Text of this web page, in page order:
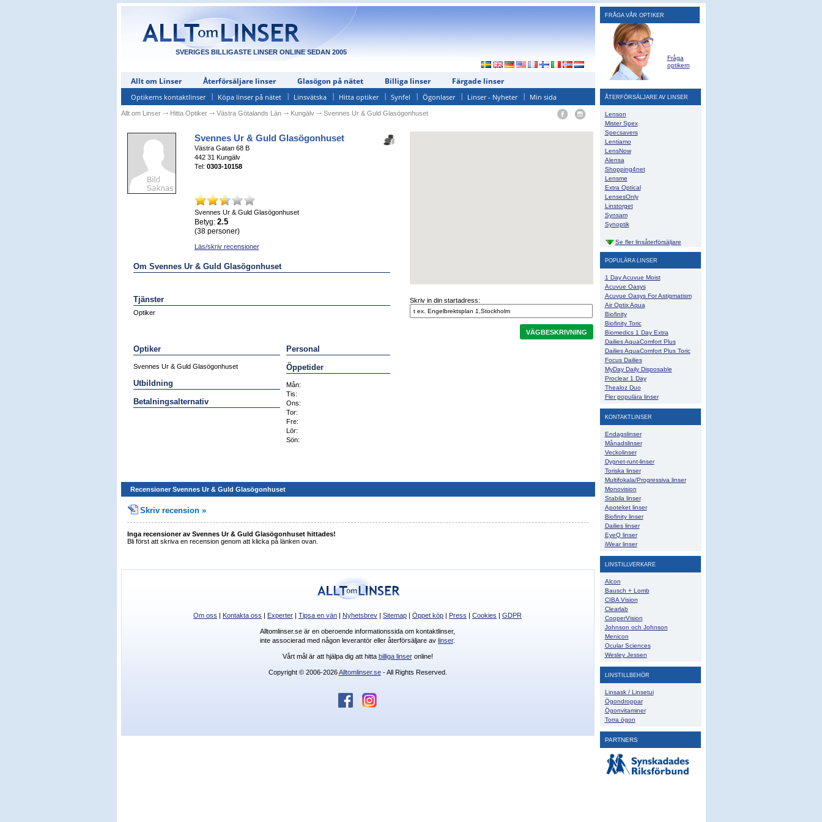
SVERIGES BILLIGASTE LINSER ONLINE SEDAN 2005
Allt om Linser Återförsäljare linser Glasögon på nätet Billiga linser Färgade linser
Optikerns kontaktlinser Köpa linser på nätet Linsvätska Hitta optiker Synfel Ögonlaser Linser - Nyheter Min sida
Allt om Linser⤏ Hitta Optiker⤏ Västra Götalands Län⤏ Kungälv⤏ Svennes Ur & Guld Glasögonhuset
Svennes Ur & Guld Glasögonhuset
Västra Gatan 68 B
442 31 Kungälv
Tel: 0303-10158
Svennes Ur & Guld Glasögonhuset
Betyg: 2.5
(38personer)
Läs/skriv recensioner
Om Svennes Ur & Guld Glasögonhuset
Tjänster
Optiker
Optiker
Svennes Ur & Guld Glasögonhuset
Utbildning
Betalningsalternativ
Personal
Öppetider
Mån:
Tis:
Ons:
Tor:
Fre:
Lör:
Sön:
Skriv in din startadress:
VÄGBESKRIVNING
Recensioner Svennes Ur & Guld Glasögonhuset
Skriv recension »
Inga recensioner av Svennes Ur & Guld Glasögonhuset hittades!
Bli först att skriva en recension genom att klicka på länken ovan.
FRÅGA VÅR OPTIKER
Fråga
optikern
ÅTERFÖRSÄLJARE AV LINSER
Lenson
Mister Spex
Specsavers
Lentiamo
LensNow
Alensa
Shopping4net
Lensme
Extra Optical
LensesOnly
Linstorget
Synsam
Synoptik
Se fler linsåterförsäljare
POPULÄRA LINSER
1 Day Acuvue Moist
Acuvue Oasys
Acuvue Oasys For Astigmatism
Air Optix Aqua
Biofinity
Biofinity Toric
Biomedics 1 Day Extra
Dailies AquaComfort Plus
Dailies AquaComfort Plus Toric
Focus Dailies
MyDay Daily Disposable
Proclear 1 Day
Thealoz Duo
Fler populära linser
KONTAKTLINSER
Endagslinser
Månadslinser
Veckolinser
Dygnet-runt-linser
Toriska linser
Multifokala/Progressiva linser
Monovision
Stabila linser
Apoteket linser
Biofinity linser
Dailies linser
EyeQ linser
iWear linser
LINSTILLVERKARE
Alcon
Bausch + Lomb
CIBA Vision
Clearlab
CooperVision
Johnson och Johnson
Menicon
Ocular Sciences
Wesley Jessen
LINSTILLBEHÖR
Linsask / Linsetui
Ögondroppar
Ögonvitaminer
Torra ögon
PARTNERS
Om oss | Kontakta oss | Experter | Tipsa en vän | Nyhetsbrev | Sitemap | Öppet köp | Press | Cookies | GDPR
Alltomlinser.se är en oberoende informationssida om kontaktlinser,
inte associerad med någon leverantör eller återförsäljare av linser.
Vårt mål är att hjälpa dig att hitta billiga linseronline!
Copyright © 2006-2026Alltomlinser.se- All Rights Reserved.